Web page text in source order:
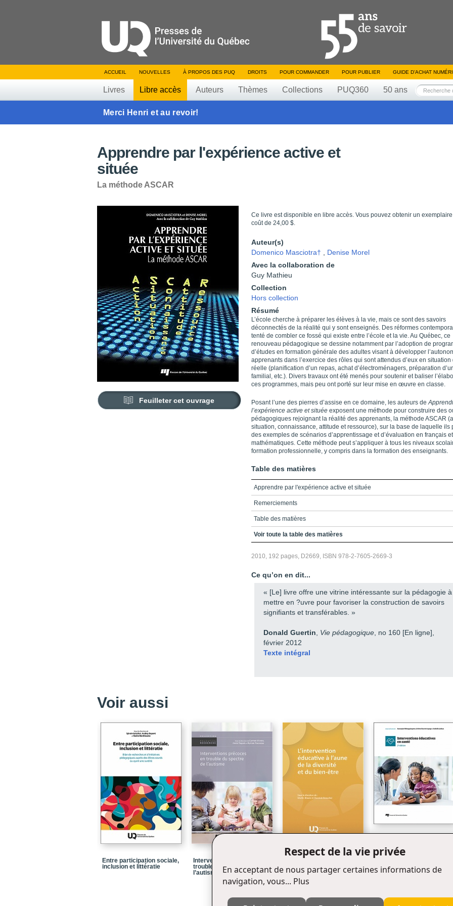
ACCUEIL NOUVELLES À PROPOS DES PUQ DROITS POUR COMMANDER POUR PUBLIER GUIDE D’ACHAT
Livres Libre accès Auteurs Thèmes Collections PUQ360 50 ans
Merci Henri et au revoir!
Apprendre par l'expérience active et
située
La méthode ASCAR
Feuilleter cet ouvrage
Ce livre est disponible en libre accès. Vous pouvez obtenir un
coût de 24,00 $.
Auteur(s)
Domenico Masciotra†
Denise Morel
Avec la collaboration de
Guy Mathieu
Collection
Hors collection
Résumé
L’école cherche à préparer les élèves à la vie, mais ce sont des savoirs
déconnectés de la réalité qui y sont enseignés. Des réformes
tenté de combler ce fossé qui existe entre l’école et la vie. Au Québec, ce
renouveau pédagogique se dessine notamment par l’adoption de
d’études en formation générale des adultes visant à développer
apprenants dans l’exercice des rôles qui sont attendus d’eux en situation
réelle (planification d’un repas, achat d’électroménagers, préparation
familial, etc.). Divers travaux ont été menés pour soutenir et baliser
ces programmes, mais peu ont porté sur leur mise en œuvre en classe.
Posant l’une des pierres d’assise en ce domaine, les auteurs de
l’expérience active et située exposent une méthode pour construire des
pédagogiques rejoignant la réalité des apprenants, la méthode ASCAR
situation, connaissance, attitude et ressource), sur la base de laquelle ils
des exemples de scénarios d’apprentissage et d’évaluation en français
mathématiques. Cette méthode peut s’appliquer à tous les niveaux
formation professionnelle, y compris dans la formation des enseignants.
Table des matières
Apprendre par l'expérience active et située
Remerciements
Table des matières
Introduction
Chapitre 4 - L’apprentissage d’une langue par l’expérience située
Chapitre 5 - Un scénario d’apprentissage et d’évaluation en langue:
Chapitre 6 - Place des mathématiques dans les composantes ASCAR de
l’expérience
Chapitre 7 - Un scénario d’apprentissage et d’évaluation en
Voir toute la table des matières
2010, 192 pages, D2669, ISBN 978-2-7605-2669-3
Ce qu’on en dit...
« [Le] livre offre une vitrine intéressante sur la pédagogie à
mettre en ?uvre pour favoriser la construction de savoirs
signifiants et transférables. »
Donald Guertin Vie pédagogique , no 160 [En ligne],
février 2012
Texte intégral
Voir aussi
Entre participation sociale,
inclusion et littératie
Interventions précoces en
trouble du spectre de
l’autisme
Libre accès
l'aune de la diversité et du
bien-être
santé, 2e édition
Respect de la vie privée
En acceptant de nous partager certaines informations de
navigation, vous... Plus